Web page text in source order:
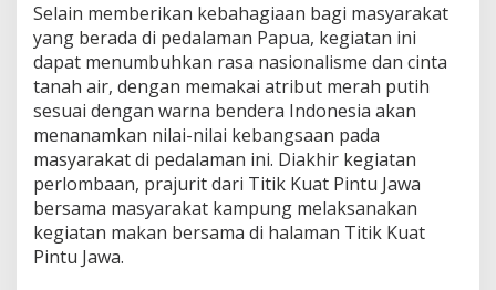
Selain memberikan kebahagiaan bagi masyarakat
yang berada di pedalaman Papua, kegiatan ini
dapat menumbuhkan rasa nasionalisme dan cinta
tanah air, dengan memakai atribut merah putih
sesuai dengan warna bendera Indonesia akan
menanamkan nilai-nilai kebangsaan pada
masyarakat di pedalaman ini. Diakhir kegiatan
perlombaan, prajurit dari Titik Kuat Pintu Jawa
bersama masyarakat kampung melaksanakan
kegiatan makan bersama di halaman Titik Kuat
Pintu Jawa.